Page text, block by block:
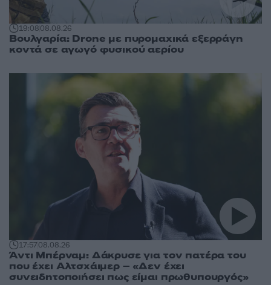
19:0808.08.26
Βουλγαρία: Drone με πυρομαχικά εξερράγη
κοντά σε αγωγό φυσικού αερίου
17:5708.08.26
Άντι Μπέρναμ: Δάκρυσε για τον πατέρα του
που έχει Αλτσχάιμερ – «Δεν έχει
συνειδητοποιήσει πως είμαι πρωθυπουργός»